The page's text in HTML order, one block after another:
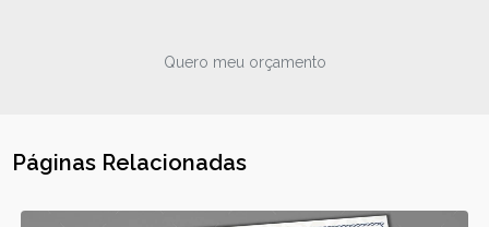
Quero meu orçamento
Páginas Relacionadas